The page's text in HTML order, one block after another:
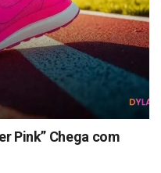
Pink” Chega com